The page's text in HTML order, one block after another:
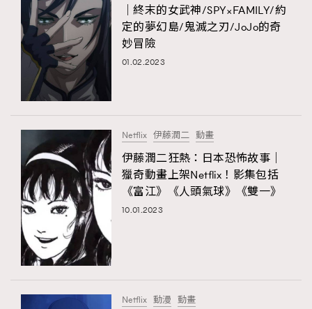
｜終末的女武神/SPY×FAMILY/約
定的夢幻島/鬼滅之刃/JoJo的奇
妙冒險
01.02.2023
Netflix 伊藤潤二 動畫
伊藤潤二狂熱：日本恐怖故事｜
獵奇動畫上架Netflix！影集包括
《富江》《人頭氣球》《雙一》
10.01.2023
Netflix 動漫 動畫